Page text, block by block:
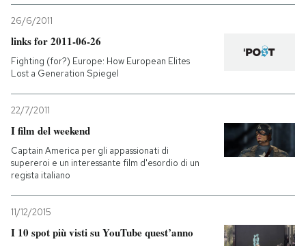
PODCAST
I MIEI PREFERITI
SHOP
CALENDARIO
26/6/2011
links for 2011-06-26
Fighting (for?) Europe: How European Elites
Lost a Generation Spiegel
22/7/2011
I film del weekend
Captain America per gli appassionati di
supereroi e un interessante film d'esordio di un
regista italiano
11/12/2015
I 10 spot più visti su YouTube quest’anno